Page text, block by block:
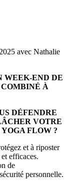
avec Nathalie
WEEK-END DE
À
DÉFENDRE
VOTRE
FLOW ?
et à riposter
efficaces.
de
personnelle.